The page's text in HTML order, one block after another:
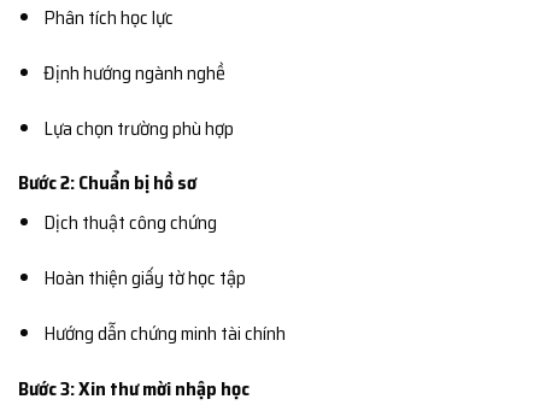
Phân tích học lực
Định hướng ngành nghề
Lựa chọn trường phù hợp
Bước 2: Chuẩn bị hồ sơ
Dịch thuật công chứng
Hoàn thiện giấy tờ học tập
Hướng dẫn chứng minh tài chính
Bước 3: Xin thư mời nhập học